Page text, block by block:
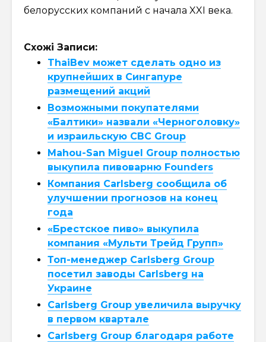
белорусских компаний с начала XXI века.
Схожі Записи:
ThaiBev может сделать одно из
крупнейших в Сингапуре
размещений акций
Возможными покупателями
«Балтики» назвали «Черноголовку»
и израильскую CBC Group
Mahou-San Miguel Group полностью
выкупила пивоварню Founders
Компания Carlsberg сообщила об
улучшении прогнозов на конец
года
«Брестское пиво» выкупила
компания «Мульти Трейд Групп»
Топ-менеджер Carlsberg Group
посетил заводы Carlsberg на
Украине
Carlsberg Group увеличила выручку
в первом квартале
Carlsberg Group благодаря работе